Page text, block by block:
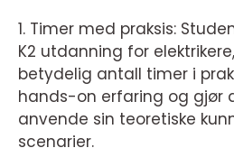
1. Timer med praksis:
K2 utdanning for
betydelig antall timer i
hands-on erfaring og gjør
anvende sin teoretiske
scenarier.